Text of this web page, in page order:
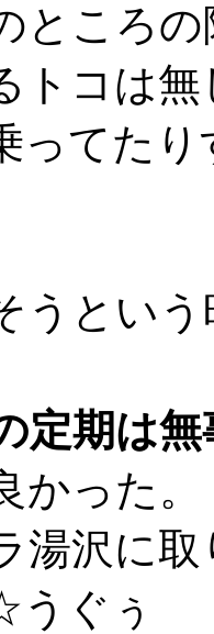
ところ
トコは無
ってた
うとい
定期は
かった。
湯沢に
ぐぅ